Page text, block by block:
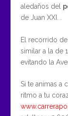
aledaños del
de Juan XXI. .
El recorrido
similar a la de
evitando la
Si te animas a
ritmo a tu